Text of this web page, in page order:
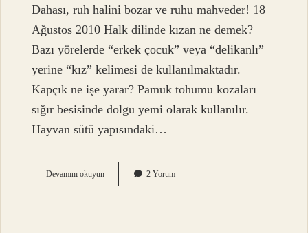
Dahası, ruh halini bozar ve ruhu mahveder! 18
Ağustos 2010 Halk dilinde kızan ne demek?
Bazı yörelerde “erkek çocuk” veya “delikanlı”
yerine “kız” kelimesi de kullanılmaktadır.
Kapçık ne işe yarar? Pamuk tohumu kozaları
sığır besisinde dolgu yemi olarak kullanılır.
Hayvan sütü yapısındaki…
Devamını okuyunKapçık
Ne
2 Yorum